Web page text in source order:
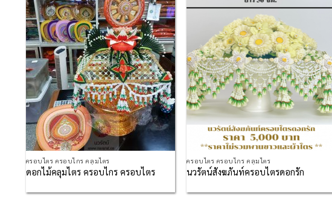
Add to
Wishlist
ครอบไตร ครอบไกร คลุมไตร
ดอกไม้คลุมไตร ครอบไกร ครอบไตร
Add to
ครอบไตร ครอบไกร คลุมไตร
นวรัตน์สังฆภันท์ครอบไตรดอกรัก